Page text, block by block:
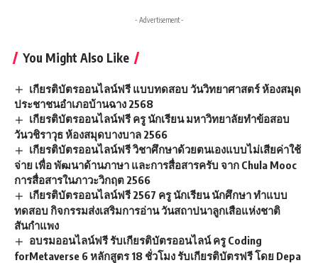
- Advertisement -
You Might Also Like
เกียรติบัตรออนไลน์ฟรี แบบทดสอบ วันวิทยาศาสตร์ ห้องสมุด
ประชาชนอำเภอบ้านฉาง 2568
เกียรติบัตรออนไลน์ฟรี ครู นักเรียน มหาวิทยาลัยทำข้อสอบ
วันวชิราวุธ ห้องสมุดบางบาล 2566
เกียรติบัตรออนไลน์ฟรี วิชาศึกษาด้วยตนเองแบบไม่เสียค่าใช้
จ่าย เพื่อ พัฒนาด้านภาษา และการสื่อสารครับ จาก Chula Mooc
การสื่อสารในภาวะวิกฤต 2566
เกียรติบัตรออนไลน์ฟรี 2567 ครู นักเรียน นักศึกษา ทำแบบ
ทดสอบ กิจกรรมส่งเสริมการอ่าน วันสถาปนาลูกเสือแห่งชาติ
สันกำแพง
อบรมออนไลน์ฟรี รับเกียรติบัตรออนไลน์ ครู Coding
forMetaverse 6 หลักสูตร 18 ชั่วโมง รับเกียรติบัตรฟรี โดย Depa